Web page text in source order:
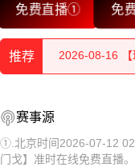
免费直播① 免
推荐
2026-08-16
2026-08-16 【
2026-08-16 【
2026-08-16 【
赛事源
①.北京时间2026-07-12
门戈】准时在线免费直播。